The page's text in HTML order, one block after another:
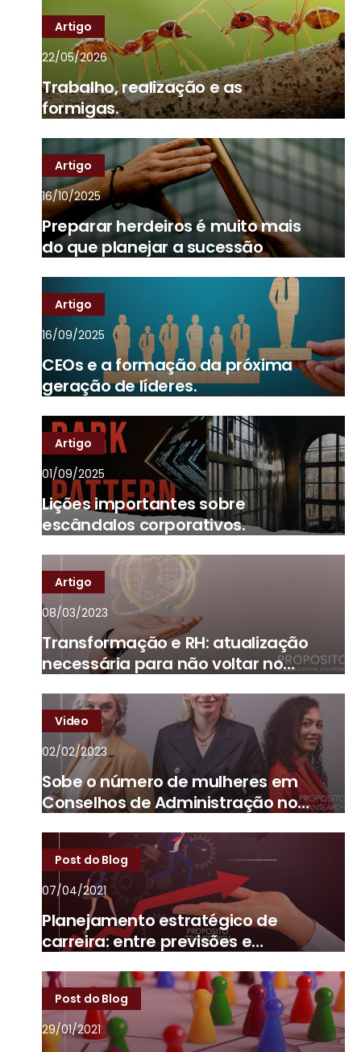
Artigo
22/05/2026
Trabalho, realização e as
formigas.
Artigo
16/10/2025
Preparar herdeiros é muito mais
do que planejar a sucessão
Artigo
16/09/2025
CEOs e a formação da próxima
geração de líderes.
Artigo
01/09/2025
Lições importantes sobre
escândalos corporativos.
Artigo
08/03/2023
Transformação e RH: atualização
necessária para não voltar no
Video
02/02/2023
Sobe o número de mulheres em
Conselhos de Administração no
Post do Blog
07/04/2021
Planejamento estratégico de
carreira: entre previsões e
Post do Blog
29/01/2021